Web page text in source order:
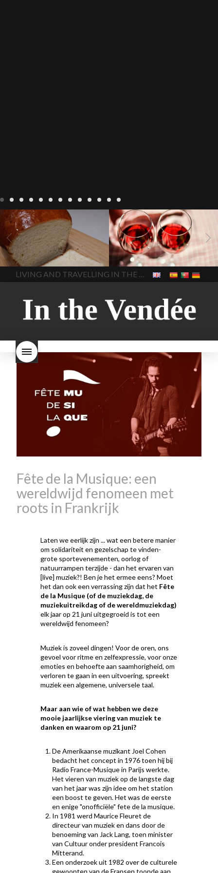
Recepten Wonen
baken in
Frankrijk bakken in de
Vendee
brood bakken
brood met gist gist brood
het beste brood hoe moet
ik brood bakken is melk
brood gezond is melkbrood
gezond mama's brood melk
brood melk brood en
wat is melkbrood
zijn melk
brood en brioche hetzelfde
brood
In The Vendee
Blog Wonen beaujolais
2022 Beaujolais Nouveau
2022 De wijnmakers laten
de druiventrossen gisten in
een anaërobe donderdag
17 november 2022 is
beaujolais dag hoe lang is
Beaujolais Nouveau
houdbaar hoeveel flessen
verkocht
is Beaujolais
Nouveau een fruitige wijn
kooldioxiderijke omgeving.
rose beaujolais nouveau
waar smaakt Beaujolais
Nouveau naar? wat is
Beaujolais Nouveau
wanneer is beaujolais dag
wanneer is beaujolais
nouveau dag
Wat is de dag
van Beaujolais Nouveau
is de traditie rond beaujolais
nouveau wat maakt
Beaujolais Nouveau zo
speciaal
wat zijn tannines
In The Vendee
LIVING AND TRAVELLING IN THE VENDÉE
Fête de la Musique: een
wereldwijd fenomeen met
roots in Frankrijk
Laten we eerlijk zijn ... wat een betere manier
om solidariteit en gezelschap te vinden-
grote sportevenementen, oorlog of
natuurrampen terzijde - dan het ervaren van
[live] muziek?! Ben je het ermee eens? Moet
het dan ook een verrassing zijn dat het Fête
de la Musique (of de muziekdag, de
muziekuitreikdag of de wereldmuziekdag)
elk jaar op 21 juni uitgegroeid is tot een
wereldwijd fenomeen?
Muziek is zoveel dingen! Voor de oren, ons
gevoel voor ritme en zelfexpressie, voor onze
emoties en behoefte aan saamhorigheid, om
verloren te gaan in een uitvoering, spreekt
muziek een algemene, universele taal.
Maar aan wie of wat hebben we deze
mooie jaarlijkse viering van muziek te
danken en waarom op 21 juni?
De Amerikaanse muzikant Joel Cohen
bedacht het concept in 1976 toen hij bij
Radio France-Musique in Parijs werkte.
Het vieren van muziek op de langste dag
van het jaar was zijn idee om het station
een boost te geven. Het was de eerste
en enige "onofficiële" fete de la musique.
In 1981 werd Maurice Fleuret de
directeur van muziek en dans door de
benoeming van Jack Lang, toen minister
van Cultuur onder president Francois
Mitterand.
Een onderzoek uit 1982 over de culturele
gewoonten van de Fransen toonde aan